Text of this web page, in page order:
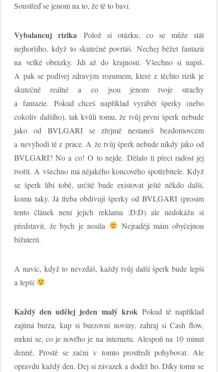
Soustřeď se jenom na to, že tě to baví.
Vybalancuj rizika Polož si otázku, co se může stát
nejhoršího, když to skutečně povrtáš. Nechej běžet fantazii
na velké obrázky. Jdi až do krajností. Všechno si napiš.
A pak se podívej zdravým rozumem, které z těchto rizik je
skutečně reálné a co jsou jenom tvoje strachy
a fantazie. Pokud chceš například vyrábět šperky (nebo
cokoliv dalšího), tak kvůli tomu, že tvůj první šperk nebude
jako od BVLGARI se zřejmě nestaneš bezdomovcem
a nevyhodí tě z práce. A že tvůj šperk nebude nikdy jako od
BVLGARI? No a co! O to nejde. Dělalo ti přeci radost jej
tvořit. A všechno má nějakého koncového spotřebitele. Když
se šperk líbí tobě, určitě bude existovat ještě někdo další,
komu taky. Já třeba obdivuji šperky od BVLGARI (prosím
tento článek není jejich reklama :D:D) ale nedokážu si
představit, že bych je nosila
Nejraději mám obyčejnou
bižuterii.
A navíc, když to nevzdáš, každý tvůj další šperk bude lepší
a lepší
Každý den udělej jeden malý krok Pokud tě například
zajímá burza, kup si burzovní noviny, zahraj si Cash flow,
mrkni se, co je nového je na internetu. Alespoň na 10 minut
denně. Prostě se začni v tomto prostředí pohybovat. Ale
opravdu každý den. Dej si závazek a dodrž ho. Díky tomu se